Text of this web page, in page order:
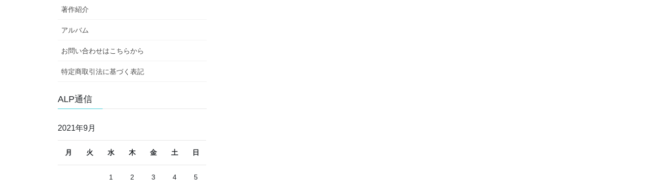
著作紹介
アルバム
お問い合わせはこちらから
特定商取引法に基づく表記
ALP通信
2021年9月
月 火 水 木 金 土 日
1 2 3 4 5